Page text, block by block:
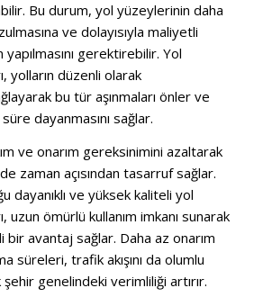
Bu durum, yol yüzeylerinin daha
ve dolayısıyla maliyetli
gerektirebilir. Yol
yolların düzenli olarak
bu tür aşınmaları önler ve
dayanmasını sağlar.
ve onarım gereksinimini azaltarak
zaman açısından tasarruf sağlar.
dayanıklı ve yüksek kaliteli yol
uzun ömürlü kullanım imkanı sunarak
bir avantaj sağlar. Daha az onarım
süreleri, trafik akışını da olumlu
genelindeki verimliliği artırır.